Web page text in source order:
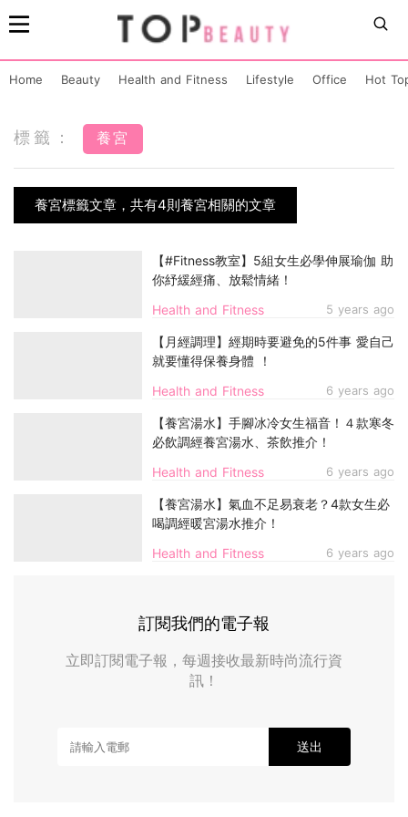
Home Beauty Health and Fitness Lifestyle Office Hot
標籤： 養宮
養宮標籤文章，共有4則養宮相關的文章
Health and Fitness 5 years ago
【#Fitness教室】5組女生必學伸展瑜伽 助
你紓緩經痛、放鬆情緒！
Health and Fitness 6 years ago
【月經調理】經期時要避免的5件事 愛自己
就要懂得保養身體 ！
Health and Fitness 6 years ago
【養宮湯水】手腳冰冷女生福音！４款寒冬
必飲調經養宮湯水、茶飲推介！
Health and Fitness 6 years ago
【養宮湯水】氣血不足易衰老？4款女生必
喝調經暖宮湯水推介！
訂閱我們的電子報
立即訂閱電子報，每週接收最新時尚流行資
訊！
送出